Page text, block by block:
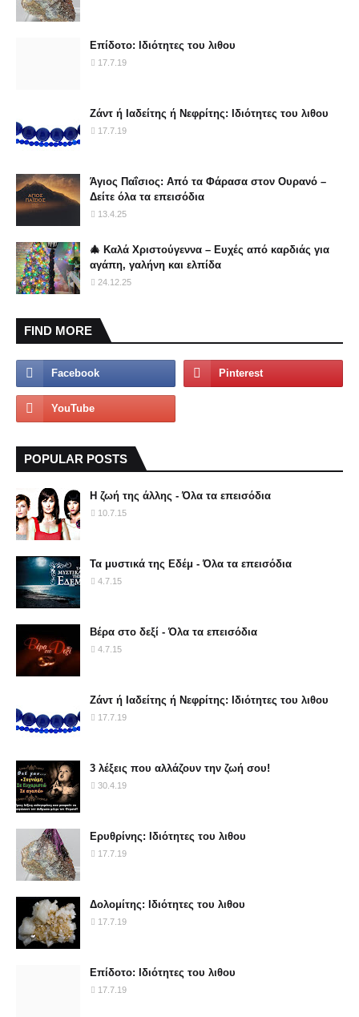
Επίδοτο: Ιδιότητες του λιθου
17.7.19
Ζάντ ή Ιαδείτης ή Νεφρίτης: Ιδιότητες του λιθου
17.7.19
Άγιος Παΐσιος: Από τα Φάρασα στον Ουρανό –
Δείτε όλα τα επεισόδια
13.4.25
🎄 Καλά Χριστούγεννα – Ευχές από καρδιάς για
αγάπη, γαλήνη και ελπίδα
24.12.25
FIND MORE
POPULAR POSTS
Η ζωή της άλλης - Όλα τα επεισόδια
10.7.15
Τα μυστικά της Εδέμ - Όλα τα επεισόδια
4.7.15
Βέρα στο δεξί - Όλα τα επεισόδια
4.7.15
Ζάντ ή Ιαδείτης ή Νεφρίτης: Ιδιότητες του λιθου
17.7.19
3 λέξεις που αλλάζουν την ζωή σου!
30.4.19
Ερυθρίνης: Ιδιότητες του λιθου
17.7.19
Δολομίτης: Ιδιότητες του λιθου
17.7.19
Επίδοτο: Ιδιότητες του λιθου
17.7.19